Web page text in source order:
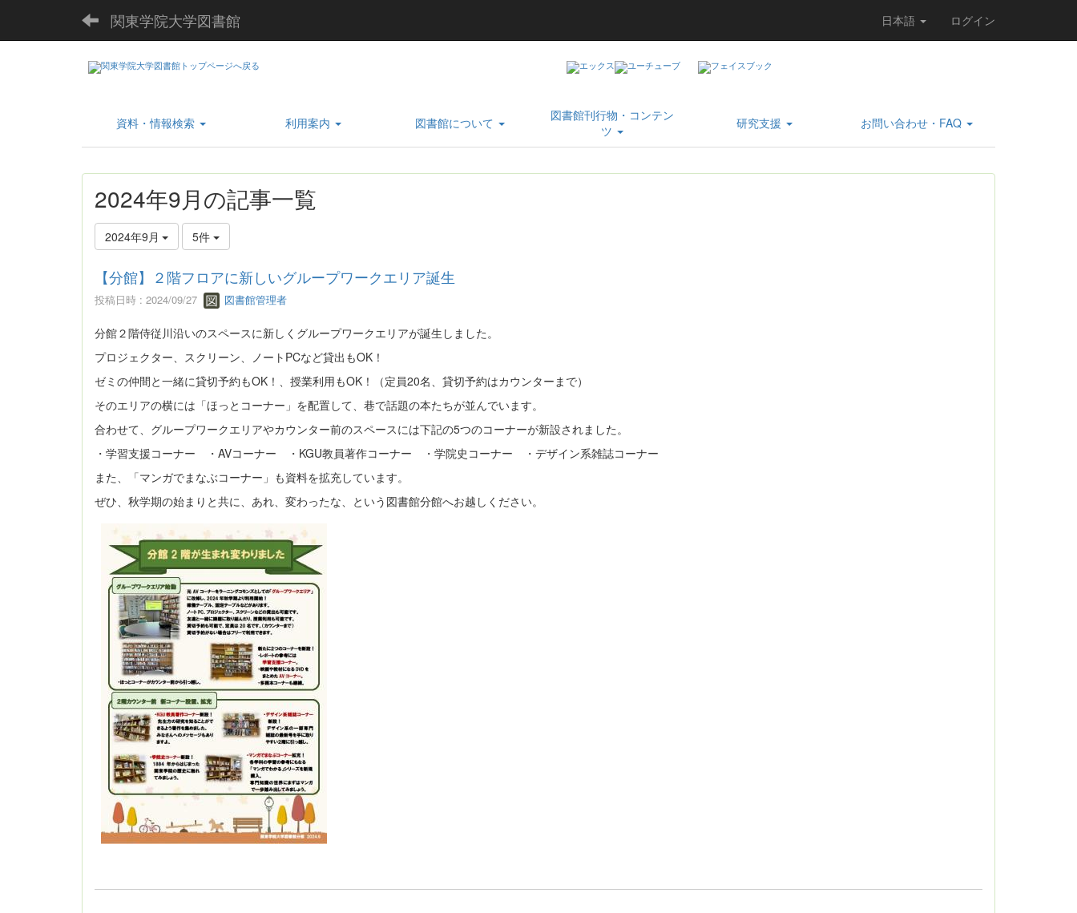
関東学院大学図書館 日本語 ログイン
資料・情報検索 利用案内 図書館について
図書館刊行物・コンテン
ツ
研究支援 お問い合わせ・FAQ
2024年9月の記事一覧
2024年9月 5件
【分館】２階フロアに新しいグループワークエリア誕生
投稿日時 : 2024/09/27 図書館管理者
分館２階侍従川沿いのスペースに新しくグループワークエリアが誕生しました。
プロジェクター、スクリーン、ノートPCなど貸出もOK！
ゼミの仲間と一緒に貸切予約もOK！、授業利用もOK！（定員20名、貸切予約はカウンターまで）
そのエリアの横には「ほっとコーナー」を配置して、巷で話題の本たちが並んでいます。
合わせて、グループワークエリアやカウンター前のスペースには下記の5つのコーナーが新設されました。
・学習支援コーナー ・AVコーナー ・KGU教員著作コーナー ・学院史コーナー ・デザイン系雑誌コーナー
また、「マンガでまなぶコーナー」も資料を拡充しています。
ぜひ、秋学期の始まりと共に、あれ、変わったな、という図書館分館へお越しください。